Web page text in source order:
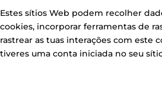
Estes sítios Web podem recolher
cookies, incorporar ferramentas de
rastrear as tuas interações com este
tiveres uma conta iniciada no seu